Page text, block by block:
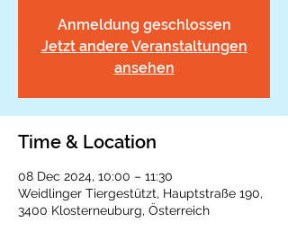
Anmeldung geschlossen
Jetzt andere Veranstaltungen
ansehen
Time & Location
08 Dec 2024, 10:00 – 11:30
Weidlinger Tiergestützt, Hauptstraße 190,
3400 Klosterneuburg, Österreich